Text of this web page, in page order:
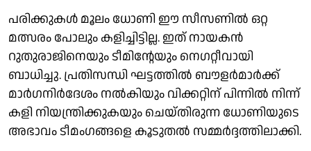
പരിക്കുകൾ മൂലം ധോണി ഈ സീസണിൽ ഒറ്റ
മത്സരം പോലും കളിച്ചിട്ടില്ല. ഇത് നായകൻ
റുതുരാജിനെയും ടീമിൻ്റേയും നെഗറ്റീവായി
ബാധിച്ചു. പ്രതിസന്ധി ഘട്ടത്തിൽ ബൗളർമാർക്ക്
മാർഗനിർദേശം നൽകിയും വിക്കറ്റിന് പിന്നിൽ നിന്ന്
കളി നിയന്ത്രിക്കുകയും ചെയ്തിരുന്ന ധോണിയുടെ
അഭാവം ടീമംഗങ്ങളെ കൂടുതൽ സമ്മർദ്ദത്തിലാക്കി.